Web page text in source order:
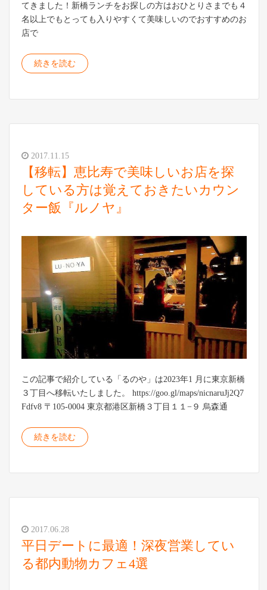
てきました！新橋ランチをお探しの方はおひとりさまでも４
名以上でもとっても入りやすくて美味しいのでおすすめのお
店で
続きを読む
2017.11.15
【移転】恵比寿で美味しいお店を探
している方は覚えておきたいカウン
ター飯『ルノヤ』
この記事で紹介している「るのや」は2023年1 月に東京新橋
３丁目へ移転いたしました。 https://goo.gl/maps/nicnaruJj2Q7
Fdfv8 〒105-0004 東京都港区新橋３丁目１１−９ 烏森通
続きを読む
2017.06.28
平日デートに最適！深夜営業してい
る都内動物カフェ4選